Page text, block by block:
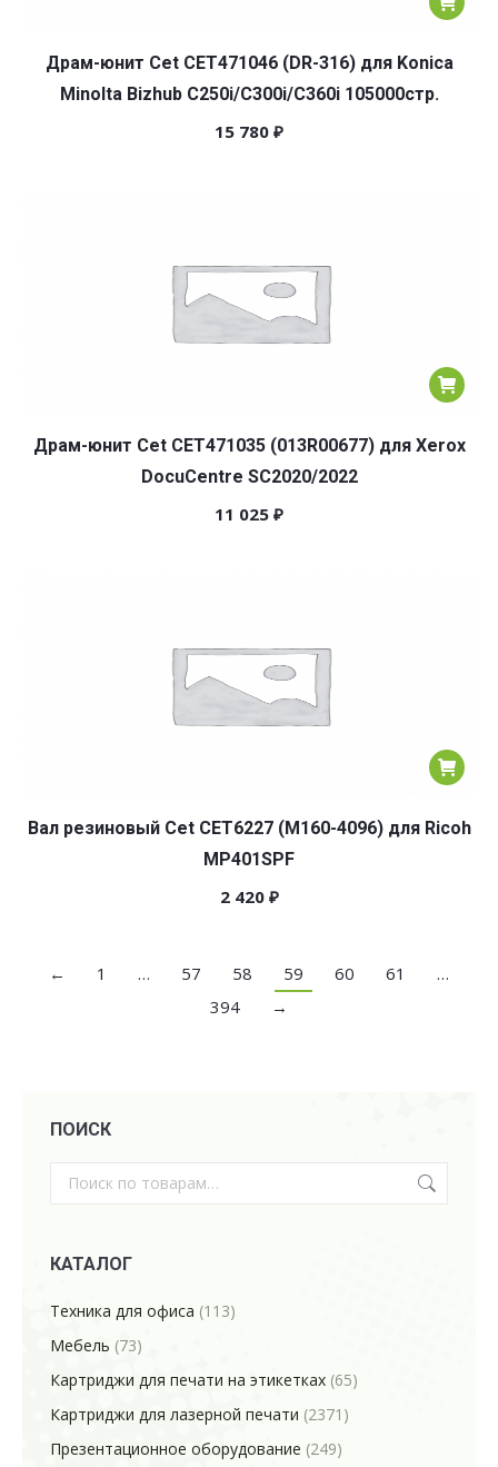
Драм-юнит Cet CET471046 (DR-316) для Konica
Minolta Bizhub C250i/C300i/C360i 105000стр.
15 780 ₽
Драм-юнит Cet CET471035 (013R00677) для Xerox
DocuCentre SC2020/2022
11 025 ₽
Вал резиновый Cet CET6227 (M160-4096) для Ricoh
MP401SPF
2 420 ₽
← 1 … 57 58 59 60 61
…
394
→
ПОИСК
КАТАЛОГ
Техника для офиса (113)
Мебель (73)
Картриджи для печати на этикетках (65)
Картриджи для лазерной печати (2371)
Презентационное оборудование (249)